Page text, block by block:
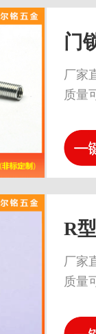
门
厂家
质量
R
厂家
质量